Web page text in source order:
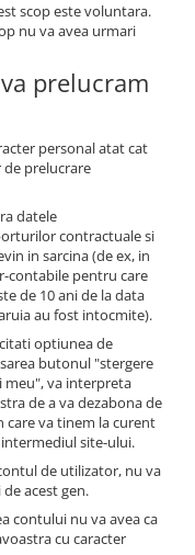
scop este voluntara.
nu va avea urmari
prelucram
personal atat cat
de prelucrare
datele
contractuale si
in sarcina (de ex, in
contabile pentru care
de 10 ani de la data
au fost intocmite).
optiunea de
butonul "stergere
va interpreta
de a va dezabona de
care va tinem la curent
site-ului.
de utilizator, nu va
acest gen.
contului nu va avea ca
cu caracter